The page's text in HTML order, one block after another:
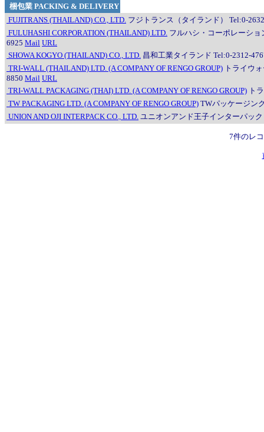
梱包業 PACKING & DELIVERY
FUJITRANS (THAILAND) CO., LTD. フジトランス（タイランド） Tel:0-
FULUHASHI CORPORATION (THAILAND) LTD. フルハシ・コーポレーショ
6925 Mail URL
SHOWA KOGYO (THAILAND) CO., LTD. 昌和工業タイランド Tel:0-2312-
TRI-WALL (THAILAND) LTD. (A COMPANY OF RENGO GROUP) トライウ
8850 Mail URL
TRI-WALL PACKAGING (THAI) LTD. (A COMPANY OF RENGO GROUP) ト
TW PACKAGING LTD. (A COMPANY OF RENGO GROUP) TWパッケージン
UNION AND OJI INTERPACK CO., LTD. ユニオンアンド王子インターパック
7件のレ